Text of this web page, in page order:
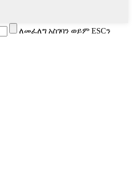
ለመፈለግ አስገባን ወይም ESCን